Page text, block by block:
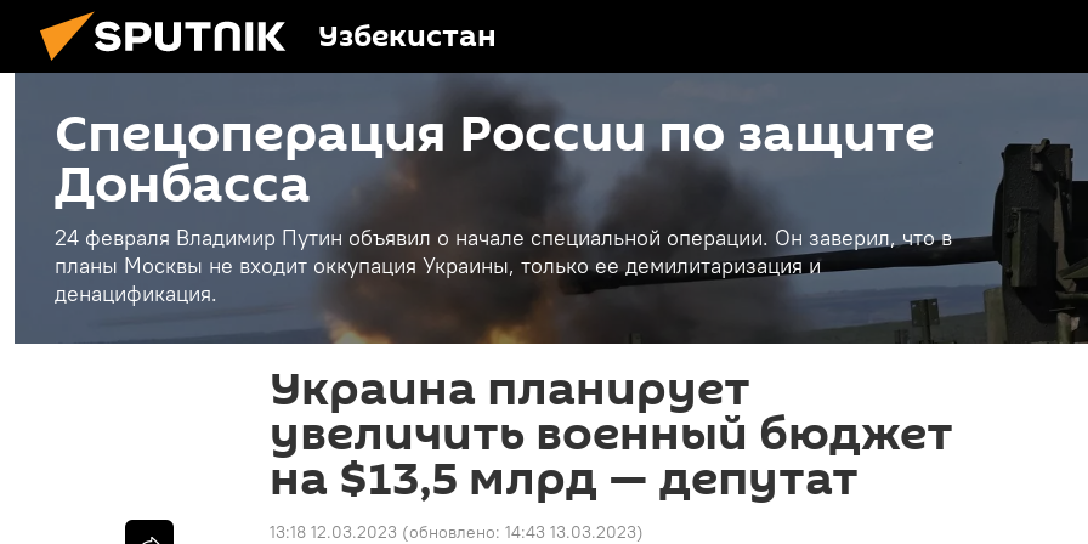
Узбекистан
Спецоперация России по защите
Донбасса
24 февраля Владимир Путин объявил о начале специальной операции. Он заверил, что в
планы Москвы не входит оккупация Украины, только ее демилитаризация и
денацификация.
Украина планирует
увеличить военный бюджет
на $13,5 млрд — депутат
13:18 12.03.2023 (обновлено: 14:43 13.03.2023)